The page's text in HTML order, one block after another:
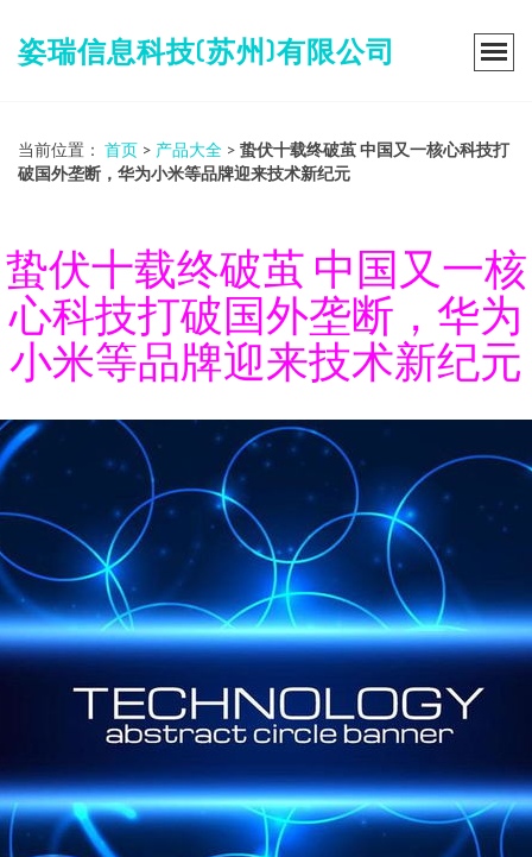
姿瑞信息科技(苏州)有限公司
当前位置： 首页 > 产品大全 > 蛰伏十载终破茧 中国又一核心科技打
破国外垄断，华为小米等品牌迎来技术新纪元
蛰伏十载终破茧 中国又一核
心科技打破国外垄断，华为
小米等品牌迎来技术新纪元